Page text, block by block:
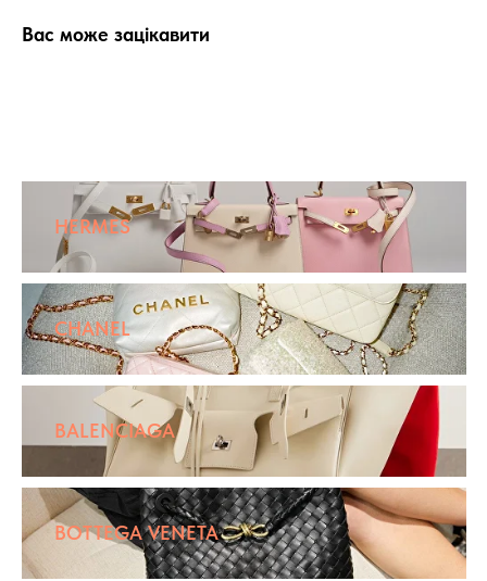
Вас може зацікавити
HERMES
CHANEL
BALENCIAGA
BOTTEGA VENETA